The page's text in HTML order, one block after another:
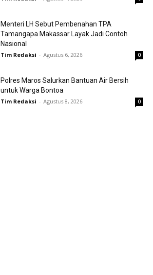
Menteri LH Sebut Pembenahan TPA
Tamangapa Makassar Layak Jadi Contoh
Nasional
Tim Redaksi - Agustus 6, 2026 0
Polres Maros Salurkan Bantuan Air Bersih
untuk Warga Bontoa
Tim Redaksi - Agustus 8, 2026 0